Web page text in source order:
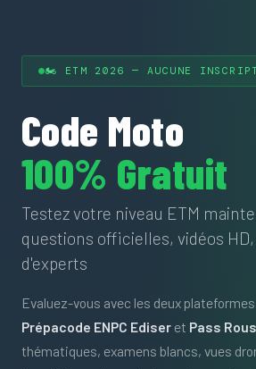
🏍 ETM 2026 — AUCUNE
Code Moto
100% Gratuit
Testez votre niveau ETM
questions officielles, vidéos
d'experts
Evaluez-vous avec les deux
Prépacode ENPC Ediser et Pass
thématiques, examens blancs, vues